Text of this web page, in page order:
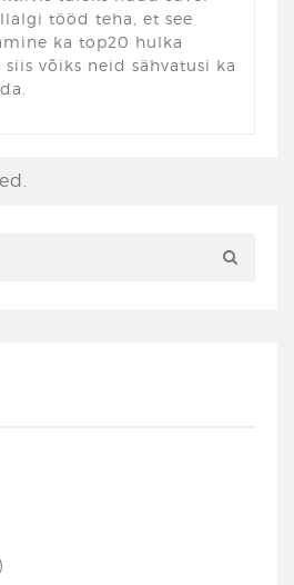
tööd teha, et see
ka top20 hulka
siis võiks neid sähvatusi ka